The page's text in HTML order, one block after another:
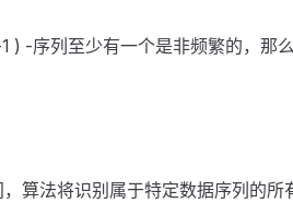
) -序列至少有一个是非频繁的，那
算法将识别属于特定数据序列的所